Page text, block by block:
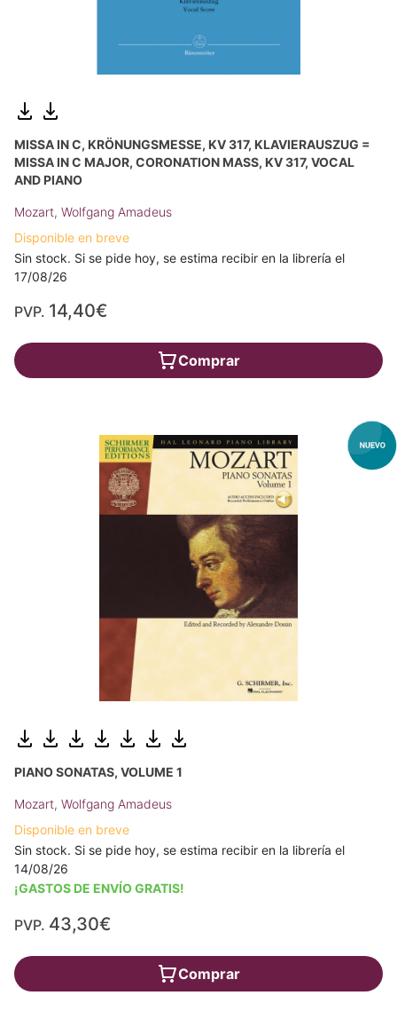
MISSA IN C, KRÖNUNGSMESSE, KV 317, KLAVIERAUSZUG =
MISSA IN C MAJOR, CORONATION MASS, KV 317, VOCAL
AND PIANO
Mozart, Wolfgang Amadeus
Disponible en breve
Sin stock. Si se pide hoy, se estima recibir en la librería el
17/08/26
PVP. 14,40€
Comprar
PIANO SONATAS, VOLUME 1
Mozart, Wolfgang Amadeus
Disponible en breve
Sin stock. Si se pide hoy, se estima recibir en la librería el
14/08/26
¡GASTOS DE ENVÍO GRATIS!
PVP. 43,30€
Comprar